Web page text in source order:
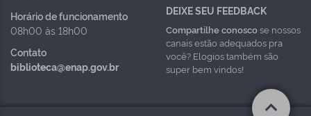
Horário de funcionamento
08h00 às 18h00
Contato
biblioteca@enap.gov.br
DEIXE SEU FEEDBACK
Compartilhe conoscose nossos
canais estão adequados pra
você? Elogios também são
super bem vindos!